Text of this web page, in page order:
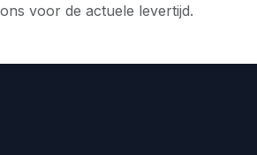
voor de actuele levertijd.